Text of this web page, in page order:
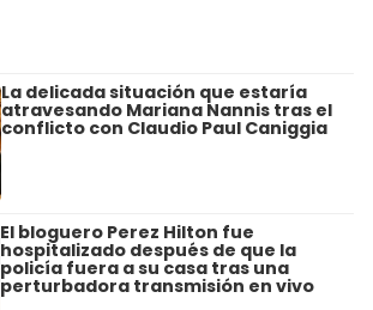
La delicada situación que estaría
atravesando Mariana Nannis tras el
conflicto con Claudio Paul Caniggia
El bloguero Perez Hilton fue
hospitalizado después de que la
policía fuera a su casa tras una
perturbadora transmisión en vivo